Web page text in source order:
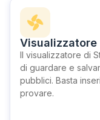
Visualizzatore
Il visualizzatore di
di guardare e
pubblici. Basta
provare.